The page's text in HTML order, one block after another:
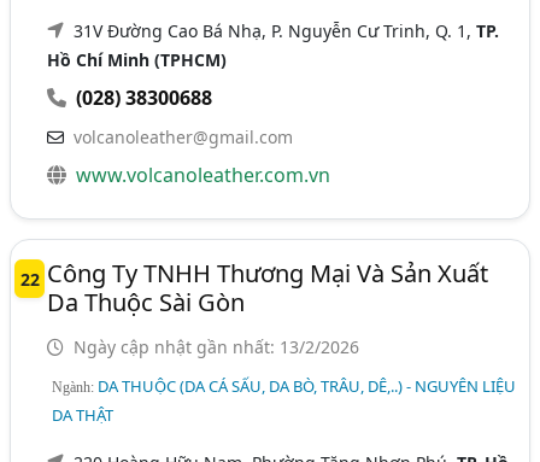
31V Đường Cao Bá Nhạ, P. Nguyễn Cư Trinh, Q. 1,TP.
Hồ Chí Minh (TPHCM)
(028) 38300688
volcanoleather@gmail.com
www.volcanoleather.com.vn
22 Công Ty TNHH Thương Mại Và Sản Xuất
Da Thuộc Sài Gòn
Ngày cập nhật gần nhất: 13/2/2026
Ngành: DA THUỘC (DA CÁ SẤU, DA BÒ, TRÂU, DÊ,..) - NGUYÊN LIỆU
DA THẬT